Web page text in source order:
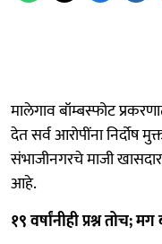
मालेगाव बॉम्बस्फोट
देत सर्व आरोपींना निर्दोष
संभाजीनगरचे माजी खासदार
आहे.
१९ वर्षांनीही प्रश्न तोच;